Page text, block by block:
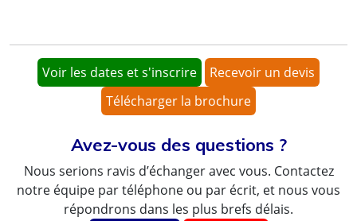
Voir les dates et s'inscrire
Recevoir un devis
Télécharger la brochure
Avez-vous des questions ?
Nous serions ravis d’échanger avec vous. Contactez
notre équipe par téléphone ou par écrit, et nous vous
répondrons dans les plus brefs délais.